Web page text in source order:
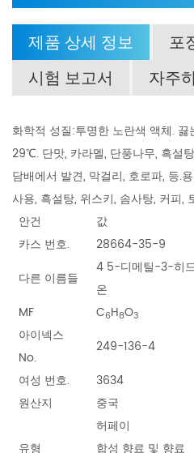
제품 상세 정보 포
시험 보고서
자주
화학적 성질:투명한 노란색 액체.
29℃. 단맛, 카라멜, 단풍나무, 흑설
담배에서 발견, 막걸리, 호로파, 등.
사용, 흑설탕, 위스키, 솜사탕, 커피,
안건
값
카스 번호.
28664-35-9
다른 이름들
4 5-디메틸-3-히
온
MF
C6H8O3
아이넥스
No.
249-136-4
여성 번호.
3634
원산지
중국
허페이
유형
합성 향료 및 향료